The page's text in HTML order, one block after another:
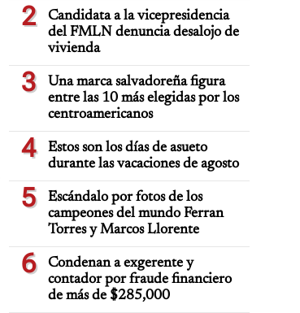
2
Candidata a la vicepresidencia
del FMLN denuncia desalojo de
vivienda
3
Una marca salvadoreña figura
entre las 10 más elegidas por los
centroamericanos
4
Estos son los días de asueto
durante las vacaciones de agosto
5
Escándalo por fotos de los
campeones del mundo Ferran
Torres y Marcos Llorente
6
Condenan a exgerente y
contador por fraude financiero
de más de $285,000